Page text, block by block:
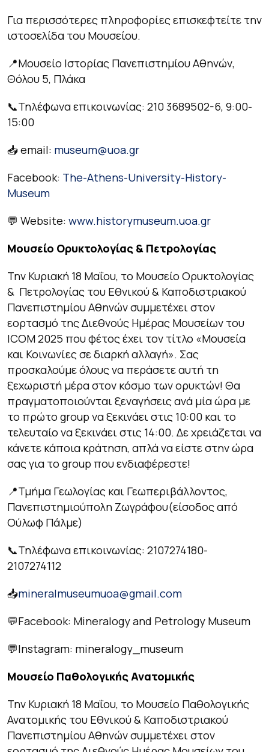
Για περισσότερες πληροφορίες επισκεφτείτε την
ιστοσελίδα του Μουσείου.
📍Μουσείο Ιστορίας Πανεπιστημίου Αθηνών,
Θόλου 5, Πλάκα
📞Τηλέφωνα επικοινωνίας: 210 3689502-6, 9:00-
15:00
📥 email: museum@uoa.gr
Facebook: The-Athens-University-History-
Museum
💬 Website: www.historymuseum.uoa.gr
Μουσείο Ορυκτολογίας & Πετρολογίας
Την Κυριακή 18 Μαΐου, το Μουσείο Ορυκτολογίας
& Πετρολογίας του Εθνικού & Καποδιστριακού
Πανεπιστημίου Αθηνών συμμετέχει στον
εορτασμό της Διεθνούς Ημέρας Μουσείων του
ICOM 2025 που φέτος έχει τον τίτλο «Μουσεία
και Κοινωνίες σε διαρκή αλλαγή». Σας
προσκαλούμε όλους να περάσετε αυτή τη
ξεχωριστή μέρα στον κόσμο των ορυκτών! Θα
πραγματοποιούνται ξεναγήσεις ανά μία ώρα με
το πρώτο group να ξεκινάει στις 10:00 και το
τελευταίο να ξεκινάει στις 14:00. Δε χρειάζεται να
κάνετε κάποια κράτηση, απλά να είστε στην ώρα
σας για το group που ενδιαφέρεστε!
📍Τμήμα Γεωλογίας και Γεωπεριβάλλοντος,
Πανεπιστημιούπολη Ζωγράφου(είσοδος από
Ούλωφ Πάλμε)
📞Τηλέφωνα επικοινωνίας: 2107274180-
2107274112
📥mineralmuseumuoa@gmail.com
💬Facebook: Mineralogy and Petrology Museum
💬Instagram: mineralogy_museum
Μουσείο Παθολογικής Ανατομικής
Την Κυριακή 18 Μαΐου, το Μουσείο Παθολογικής
Ανατομικής του Εθνικού & Καποδιστριακού
Πανεπιστημίου Αθηνών συμμετέχει στον